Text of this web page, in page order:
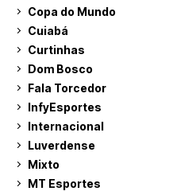
Copa do Mundo
Cuiabá
Curtinhas
Dom Bosco
Fala Torcedor
InfyEsportes
Internacional
Luverdense
Mixto
MT Esportes